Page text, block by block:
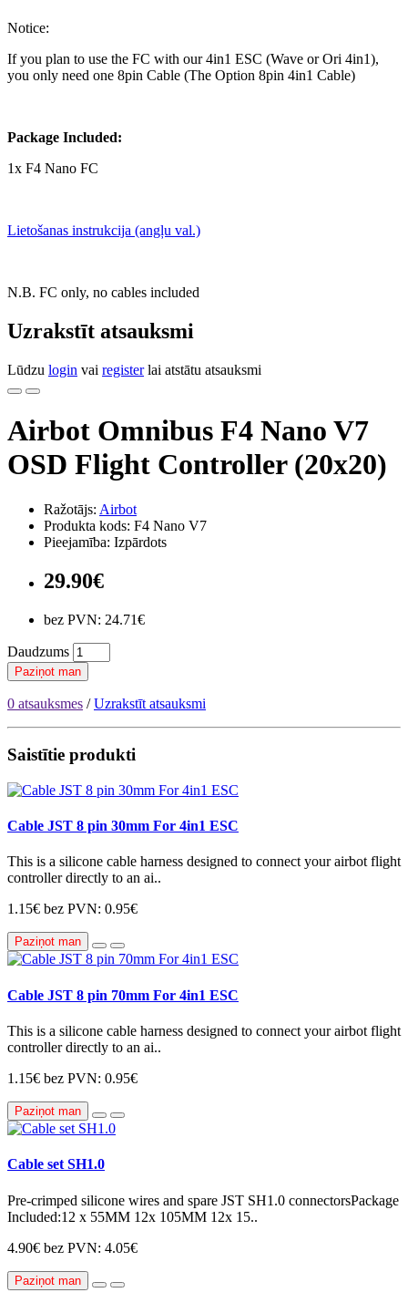
Notice:
If you plan to use the FC with our 4in1 ESC (Wave or Ori 4in1),
you only need one 8pin Cable (The Option 8pin 4in1 Cable)
Package Included:
1x F4 Nano FC
Lietošanas instrukcija (angļu val.)
N.B. FC only, no cables included
Uzrakstīt atsauksmi
Lūdzu login vai registerlai atstātu atsauksmi
Airbot Omnibus F4 Nano V7
OSD Flight Controller (20x20)
Ražotājs: Airbot
Produkta kods: F4 Nano V7
Pieejamība: Izpārdots
29.90€
bez PVN: 24.71€
Daudzums
Paziņot man
0 atsauksmes /Uzrakstīt atsauksmi
Saistītie produkti
Cable JST 8 pin 30mm For 4in1 ESC
This is a silicone cable harness designed to connect your airbot flight
controller directly to an ai..
1.15€ bez PVN: 0.95€
Paziņot man
Cable JST 8 pin 70mm For 4in1 ESC
This is a silicone cable harness designed to connect your airbot flight
controller directly to an ai..
1.15€ bez PVN: 0.95€
Paziņot man
Cable set SH1.0
Pre-crimped silicone wires and spare JST SH1.0 connectorsPackage
Included:12 x 55MM 12x 105MM 12x 15..
4.90€ bez PVN: 4.05€
Paziņot man